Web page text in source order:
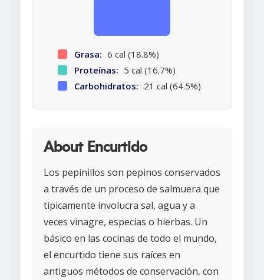
Grasa: 6 cal (18.8%)
Proteínas: 5 cal (16.7%)
Carbohidratos: 21 cal (64.5%)
About Encurtido
Los pepinillos son pepinos conservados
a través de un proceso de salmuera que
típicamente involucra sal, agua y a
veces vinagre, especias o hierbas. Un
básico en las cocinas de todo el mundo,
el encurtido tiene sus raíces en
antiguos métodos de conservación, con